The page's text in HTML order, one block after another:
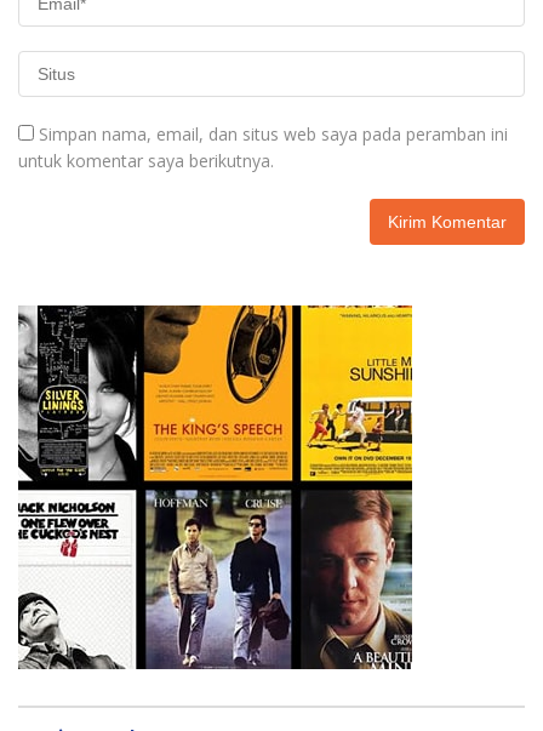
Simpan nama, email, dan situs web saya pada peramban ini
untuk komentar saya berikutnya.